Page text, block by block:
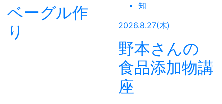
ベーグル作
り
知
2026.8.27(木)
野本さんの
食品添加物講
座